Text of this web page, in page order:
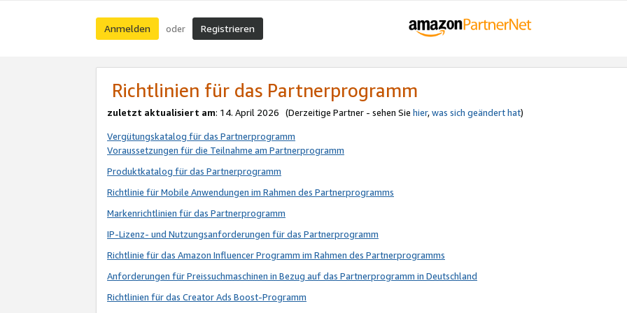
Anmelden oder Registrieren
Richtlinien für das Partnerprogramm
zuletzt aktualisiert am: 14. April 2026 (Derzeitige Partner - sehen Sie hier,was sich geändert hat)
Vergütungskatalog für das Partnerprogramm
Voraussetzungen für die Teilnahme am Partnerprogramm
Produktkatalog für das Partnerprogramm
Richtlinie für Mobile Anwendungen im Rahmen des Partnerprogramms
Markenrichtlinien für das Partnerprogramm
IP-Lizenz- und Nutzungsanforderungen für das Partnerprogramm
Richtlinie für das Amazon Influencer Programm im Rahmen des Partnerprogramms
Anforderungen für Preissuchmaschinen in Bezug auf das Partnerprogramm in Deutschland
Richtlinien für das Creator Ads Boost-Programm